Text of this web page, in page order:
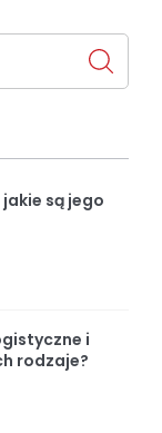
są jego
i
rodzaje?